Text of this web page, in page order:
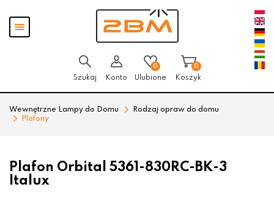
Pokaż
menu
Szukaj Konto
0
Ulubione
0
Koszyk
Wewnętrzne Lampy do Domu
Rodzaj opraw do domu
Plafony
Plafon Orbital 5361-830RC-BK-3
Italux